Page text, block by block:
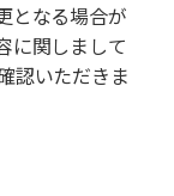
となる場合が
に関しまして
認いただきま